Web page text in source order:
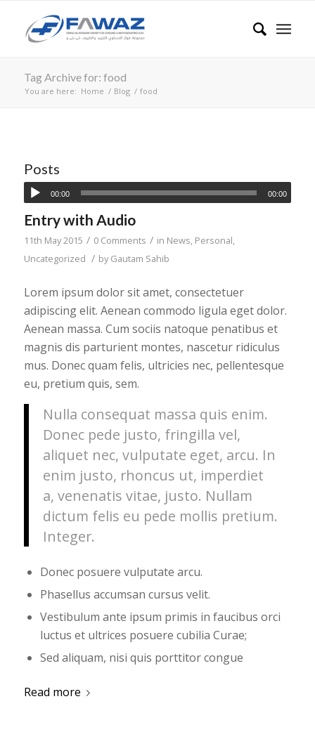
Tag Archive for: food
You are here: Home / Blog / food
Posts
00:00 00:00
Entry with Audio
11th May 2015 / 0 Comments / in News, Personal,
Uncategorized / byGautam Sahib
Lorem ipsum dolor sit amet, consectetuer
adipiscing elit. Aenean commodo ligula eget dolor.
Aenean massa. Cum sociis natoque penatibus et
magnis dis parturient montes, nascetur ridiculus
mus. Donec quam felis, ultricies nec, pellentesque
eu, pretium quis, sem.
Nulla consequat massa quis enim.
Donec pede justo, fringilla vel,
aliquet nec, vulputate eget, arcu. In
enim justo, rhoncus ut, imperdiet
a, venenatis vitae, justo. Nullam
dictum felis eu pede mollis pretium.
Integer.
Donec posuere vulputate arcu.
Phasellus accumsan cursus velit.
Vestibulum ante ipsum primis in faucibus orci
luctus et ultrices posuere cubilia Curae;
Sed aliquam, nisi quis porttitor congue
Read more